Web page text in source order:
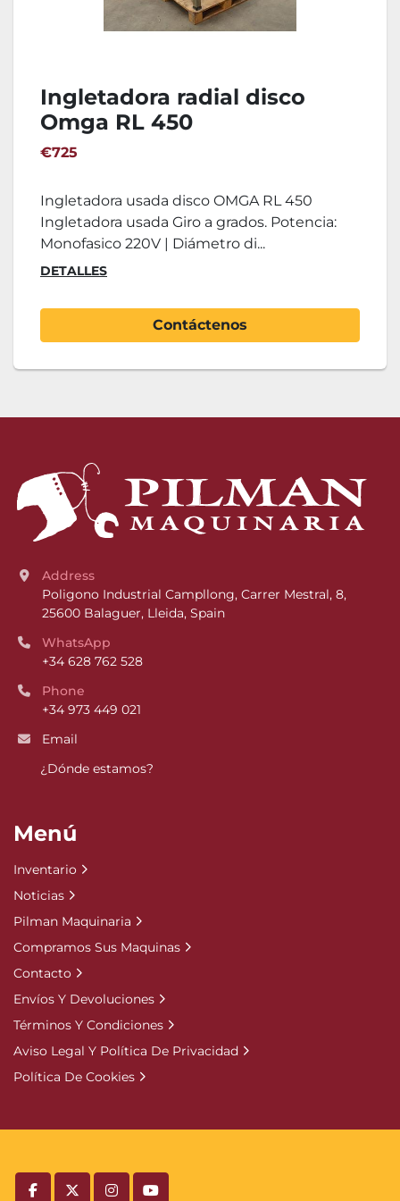
Ingletadora radial disco
Omga RL 450
€725
Ingletadora usada disco OMGA RL 450
Ingletadora usada Giro a grados. Potencia:
Monofasico 220V | Diámetro di...
DETALLES
Contáctenos
Address
Poligono Industrial Campllong, Carrer Mestral, 8,
25600 Balaguer, Lleida, Spain
WhatsApp
+34 628 762 528
Phone
+34 973 449 021
Email
¿Dónde estamos?
Menú
Inventario
Noticias
Pilman Maquinaria
Compramos Sus Maquinas
Contacto
Envíos Y Devoluciones
Términos Y Condiciones
Aviso Legal Y Política De Privacidad
Política De Cookies